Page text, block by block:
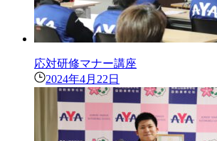
応対研修マナー講座
2024年4月22日